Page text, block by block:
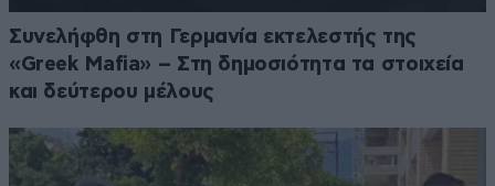
Συνελήφθη στη Γερμανία εκτελεστής της
«Greek Mafia» – Στη δημοσιότητα τα στοιχεία
και δεύτερου μέλους